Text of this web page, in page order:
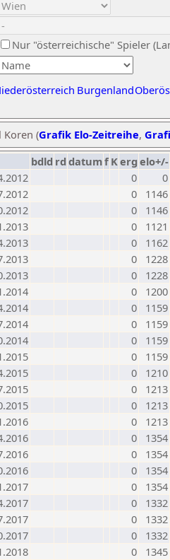
Nur "österreichische" Spieler
Burgenland
Koren (Grafik Elo-Zeitreihe,
bdld rd datumf Kerg elo+/-
0
0
0
1146
0
1146
0
1121
0
1162
0
1228
0
1228
0
1200
0
1159
0
1159
0
1159
0
1159
0
1210
0
1213
0
1213
0
1213
0
1354
0
1354
0
1354
0
1354
0
1332
0
1332
0
1332
0
1345